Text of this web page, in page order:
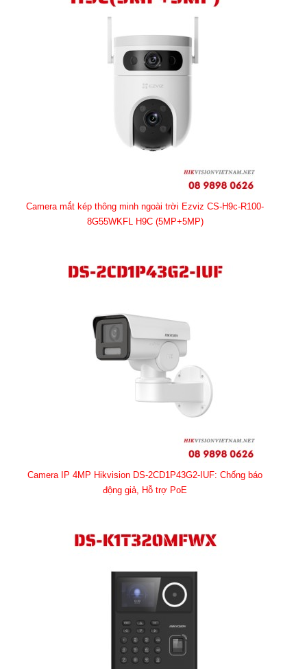
Camera mắt kép thông minh ngoài trời Ezviz CS-H9c-R100-
8G55WKFL H9C (5MP+5MP)
Camera IP 4MP Hikvision DS-2CD1P43G2-IUF: Chống báo
động giả, Hỗ trợ PoE